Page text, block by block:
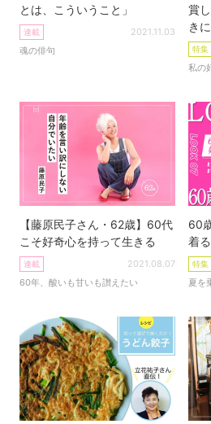
とは、こういうこと」
連載
魂の俳句
2021.11.03
賞
き
特集
私の
【藤原民子さん・62歳】60代
こそ好奇心を持って生きる
連載
60年、酸いも甘いも讃えたい
2021.08.07
60
着る
特集
夏を